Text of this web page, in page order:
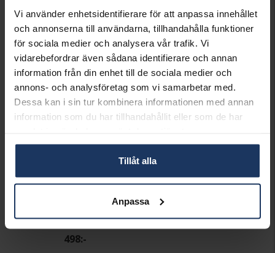
Vi använder enhetsidentifierare för att anpassa innehållet
och annonserna till användarna, tillhandahålla funktioner
för sociala medier och analysera vår trafik. Vi
vidarebefordrar även sådana identifierare och annan
information från din enhet till de sociala medier och
annons- och analysföretag som vi samarbetar med.
Dessa kan i sin tur kombinera informationen med annan
information som du har tillhandahållit eller som de har
Tillåt alla
Anpassa
HALLBERGS GULD
449:-
HALLBERGS GULD
498:-
KÖP I BUTIK KÖP I BUTIK
HALLBERGS GULD
498:-